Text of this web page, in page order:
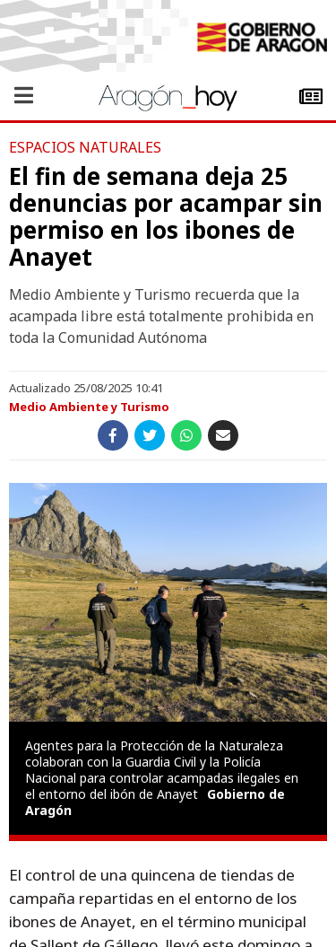
ESPACIOS NATURALES
El fin de semana deja 25
denuncias por acampar sin
permiso en los ibones de
Anayet
Medio Ambiente y Turismo recuerda que la
acampada libre está totalmente prohibida en
toda la Comunidad Autónoma
Actualizado 25/08/2025 10:41
Medio Ambiente y Turismo
Agentes para la Protección de la Naturaleza
colaboran con la Guardia Civil y la Policía
Nacional para controlar acampadas ilegales en
el entorno del ibón de Anayet Gobierno de
Aragón
El control de una quincena de tiendas de
campaña repartidas en el entorno de los
ibones de Anayet, en el término municipal